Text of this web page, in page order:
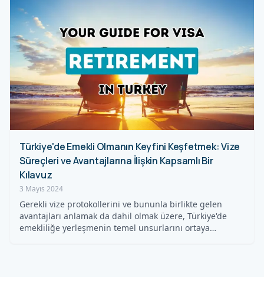
Türkiye'de Emekli Olmanın Keyfini Keşfetmek: Vize
Süreçleri ve Avantajlarına İlişkin Kapsamlı Bir
Kılavuz
3 Mayıs 2024
Gerekli vize protokollerini ve bununla birlikte gelen
avantajları anlamak da dahil olmak üzere, Türkiye'de
emekliliğe yerleşmenin temel unsurlarını ortaya…